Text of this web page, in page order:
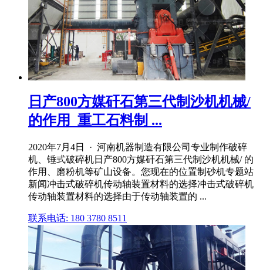
日产800方媒矸石第三代制沙机机械/
的作用_重工石料制 ...
2020年7月4日 · 河南机器制造有限公司专业制作破碎
机、锤式破碎机日产800方媒矸石第三代制沙机机械/ 的
作用、磨粉机等矿山设备。您现在的位置制砂机专题站
新闻冲击式破碎机传动轴装置材料的选择冲击式破碎机
传动轴装置材料的选择由于传动轴装置的 ...
联系电话: 180 3780 8511